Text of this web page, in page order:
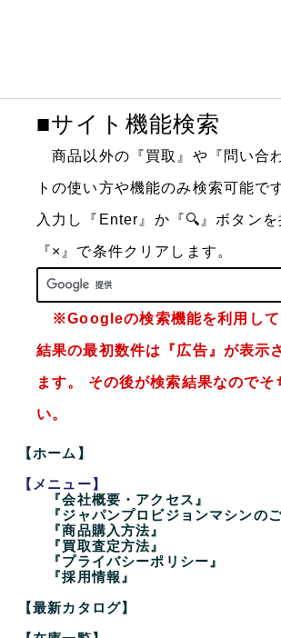
■サイト機能検索
商品以外の『買取』や『問い合
トの使い方や機能のみ検索可能で
入力し『Enter』か『🔍』ボタンを
『×』で条件クリアします。
※Googleの検索機能を利用して
結果の最初数件は『広告』が表示
ます。 その後が検索結果なのでそ
い。
【ホーム】
【メニュー】
『会社概要・アクセス』
『ジャパンプロビジョンマシンのご
『商品購入方法』
『買取査定方法』
『プライバシーポリシー』
『採用情報』
【最新カタログ】